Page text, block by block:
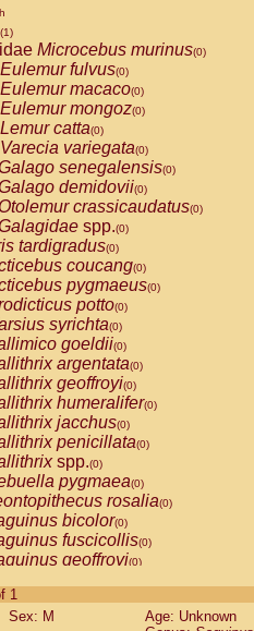
(1)
Microcebus murinus(0)
Eulemur fulvus(0)
Eulemur macaco(0)
Eulemur mongoz(0)
Lemur catta(0)
Varecia variegata(0)
senegalensis(0)
demidovii(0)
Otolemur crassicaudatus(0)
spp.(0)
tardigradus(0)
coucang(0)
pygmaeus(0)
potto(0)
syrichta(0)
goeldii(0)
argentata(0)
geoffroyi(0)
humeralifer(0)
jacchus(0)
penicillata(0)
spp.(0)
pygmaea(0)
rosalia(0)
bicolor(0)
fuscicollis(0)
geoffroyi(0)
labiatus(0)
leucopus (0)
1
Sex: M
Age: Unknown